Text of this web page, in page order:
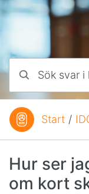
Hoppa till innehåll
Du är här:Start /
Hur ser
om kort